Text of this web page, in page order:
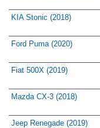
KIA Stonic (2018)
Ford Puma (2020)
Fiat 500X (2019)
Mazda CX-3 (2018)
Jeep Renegade (2019)